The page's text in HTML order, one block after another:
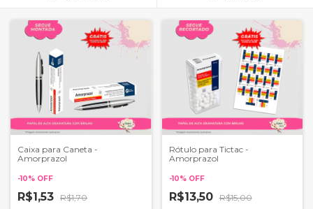
Caixa para Caneta -
Amorprazol
-10% OFF
R$1,53 R$1,70
Rótulo para Tictac -
Amorprazol
-10% OFF
R$13,50 R$15,00